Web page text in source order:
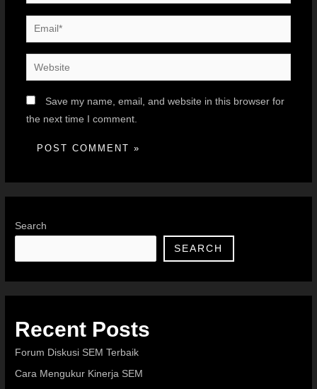
Save my name, email, and website in this browser for
the next time I comment.
Search
SEARCH
Recent Posts
Forum Diskusi SEM Terbaik
Cara Mengukur Kinerja SEM